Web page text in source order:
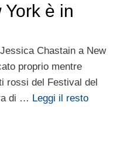
è in
Chastain a New
proprio mentre
rossi del Festival del
di … Leggi il resto